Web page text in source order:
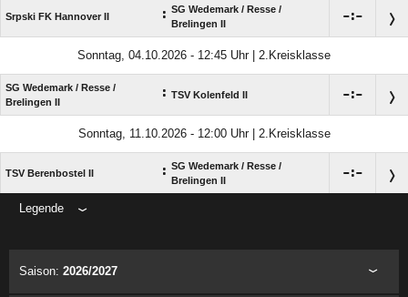
Srpski FK Hannover II : SG Wedemark /​ Resse /​
Brelingen II
:
Sonntag, 04.10.2026 - 12:45 Uhr | 2.Kreisklasse
SG Wedemark /​ Resse /​
Brelingen II
: TSV Kolenfeld II :
Sonntag, 11.10.2026 - 12:00 Uhr | 2.Kreisklasse
TSV Berenbostel II : SG Wedemark /​ Resse /​
Brelingen II
:
Legende
Saison: 2026/2027